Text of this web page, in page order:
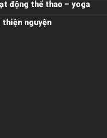
động thể thao – yoga
thiện nguyện